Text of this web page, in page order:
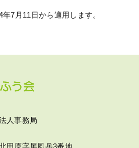
7月11日から適用します。
人事務局